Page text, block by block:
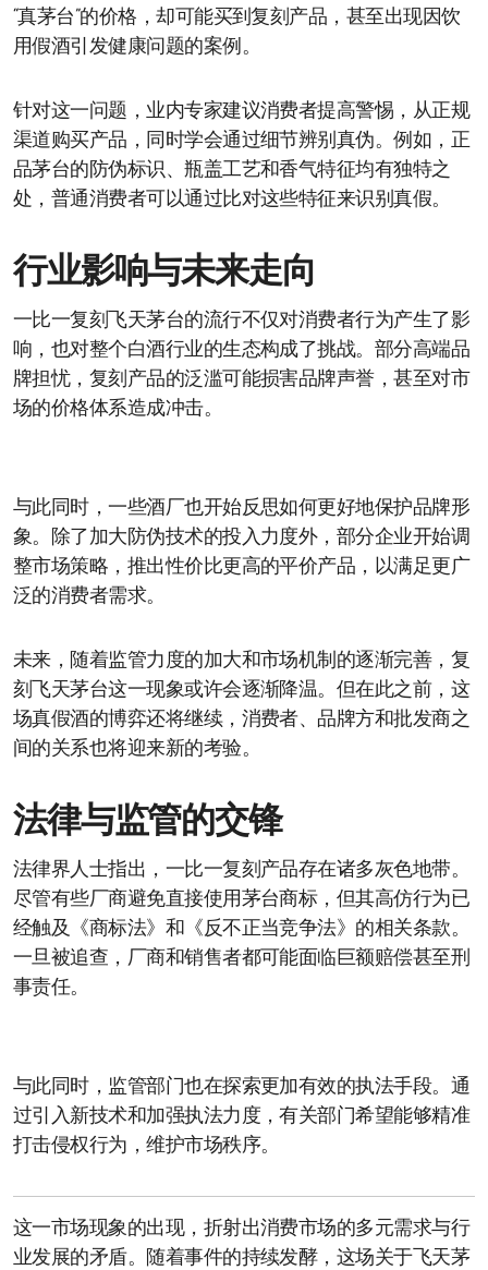
“真茅台”的价格，却可能买到复刻产品，甚至出现因饮
用假酒引发健康问题的案例。
针对这一问题，业内专家建议消费者提高警惕，从正规
渠道购买产品，同时学会通过细节辨别真伪。例如，正
品茅台的防伪标识、瓶盖工艺和香气特征均有独特之
处，普通消费者可以通过比对这些特征来识别真假。
行业影响与未来走向
一比一复刻飞天茅台的流行不仅对消费者行为产生了影
响，也对整个白酒行业的生态构成了挑战。部分高端品
牌担忧，复刻产品的泛滥可能损害品牌声誉，甚至对市
场的价格体系造成冲击。
与此同时，一些酒厂也开始反思如何更好地保护品牌形
象。除了加大防伪技术的投入力度外，部分企业开始调
整市场策略，推出性价比更高的平价产品，以满足更广
泛的消费者需求。
未来，随着监管力度的加大和市场机制的逐渐完善，复
刻飞天茅台这一现象或许会逐渐降温。但在此之前，这
场真假酒的博弈还将继续，消费者、品牌方和批发商之
间的关系也将迎来新的考验。
法律与监管的交锋
法律界人士指出，一比一复刻产品存在诸多灰色地带。
尽管有些厂商避免直接使用茅台商标，但其高仿行为已
经触及《商标法》和《反不正当竞争法》的相关条款。
一旦被追查，厂商和销售者都可能面临巨额赔偿甚至刑
事责任。
与此同时，监管部门也在探索更加有效的执法手段。通
过引入新技术和加强执法力度，有关部门希望能够精准
打击侵权行为，维护市场秩序。
这一市场现象的出现，折射出消费市场的多元需求与行
业发展的矛盾。随着事件的持续发酵，这场关于飞天茅